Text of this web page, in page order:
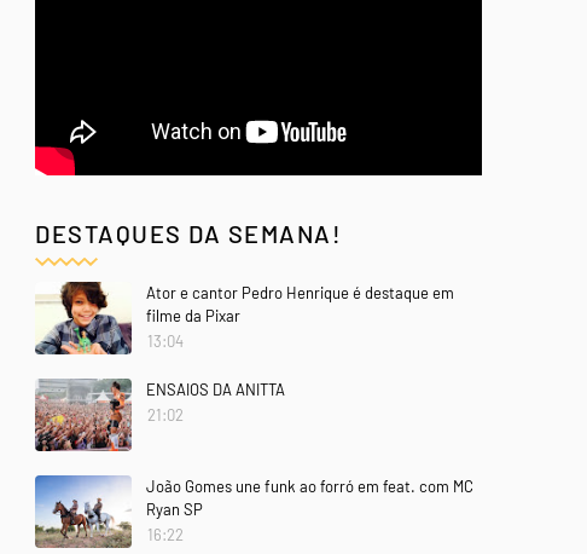
DESTAQUES DA SEMANA!
Ator e cantor Pedro Henrique é destaque em
filme da Pixar
13:04
ENSAIOS DA ANITTA
21:02
João Gomes une funk ao forró em feat. com MC
Ryan SP
16:22